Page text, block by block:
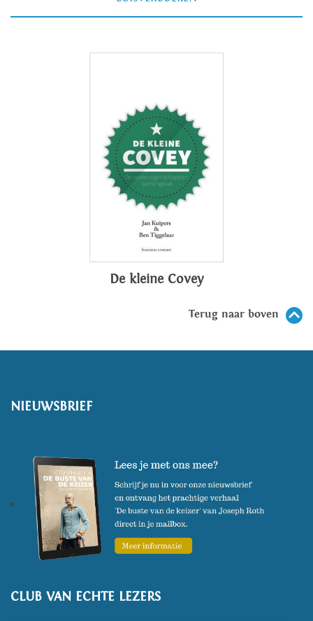
De kleine Covey
Terug naar boven
NIEUWSBRIEF
CLUB VAN ECHTE LEZERS